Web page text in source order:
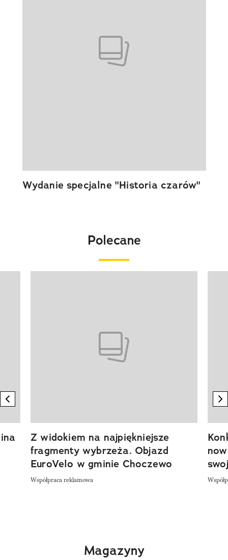
Wydanie specjalne "Historia czarów"
Polecane
previous element
Z widokiem na najpiękniejsze
fragmenty wybrzeża. Objazd
EuroVelo w gminie Choczewo
Współpraca reklamowa
Magazyny